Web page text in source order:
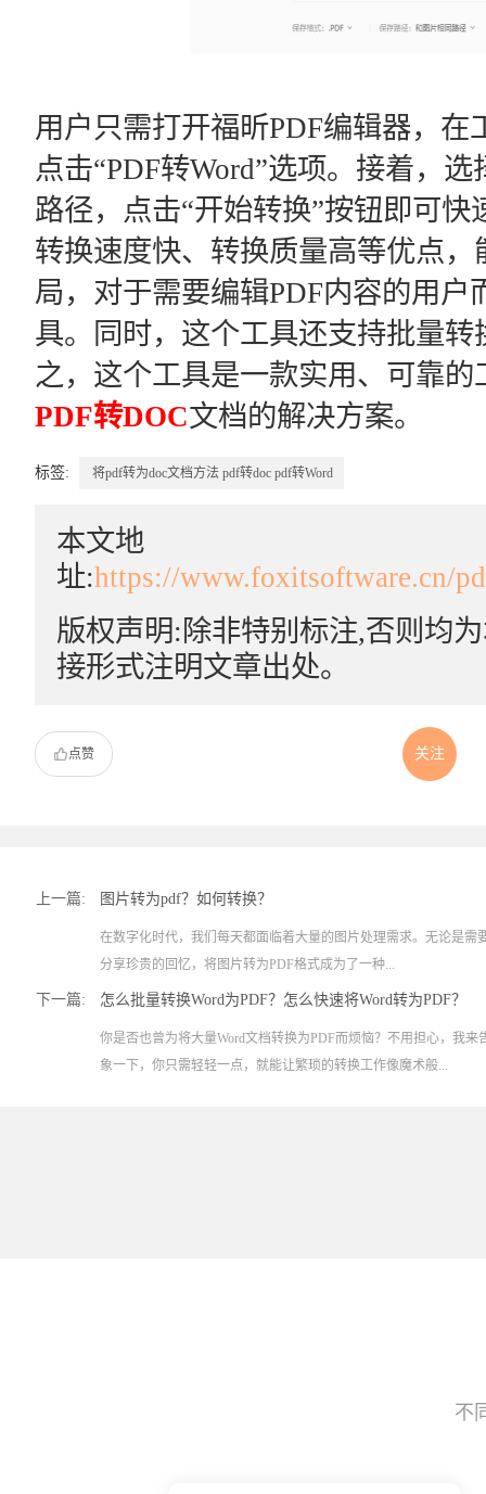
用户只需打开福昕PDF编辑器，在
点击“PDF转Word”选项。接着，
路径，点击“开始转换”按钮即可
转换速度快、转换质量高等优点
局，对于需要编辑PDF内容的用
具。同时，这个工具还支持批量
之，这个工具是一款实用、可靠
PDF转DOC文档的解决方案。
标签: 将pdf转为doc文档方法 pdf转doc pdf转Word
本文地
址:https://www.foxitsoftware.cn/
版权声明:除非特别标注,否则均
接形式注明文章出处。
点赞 关注
上一篇: 图片转为pdf？如何转换？
在数字化时代，我们每天都面临着大量的图片处理需求。无论是需
分享珍贵的回忆，将图片转为PDF格式成为了一种...
下一篇: 怎么批量转换Word为PDF？怎么快速将Word转为PDF？
你是否也曾为将大量Word文档转换为PDF而烦恼？不用担心，我
象一下，你只需轻轻一点，就能让繁琐的转换工作像魔术般...
不